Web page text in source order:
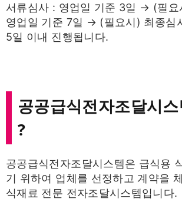
서류심사 : 영업일 기준 3일 → (필요
영업일 기준 7일 → (필요시) 최종심
5일 이내 진행됩니다.
공공급식전자조달시
?
공공급식전자조달시스템은 급식용
기 위하여 업체를 선정하고 계약을
식재료 전문 전자조달시스템입니다.